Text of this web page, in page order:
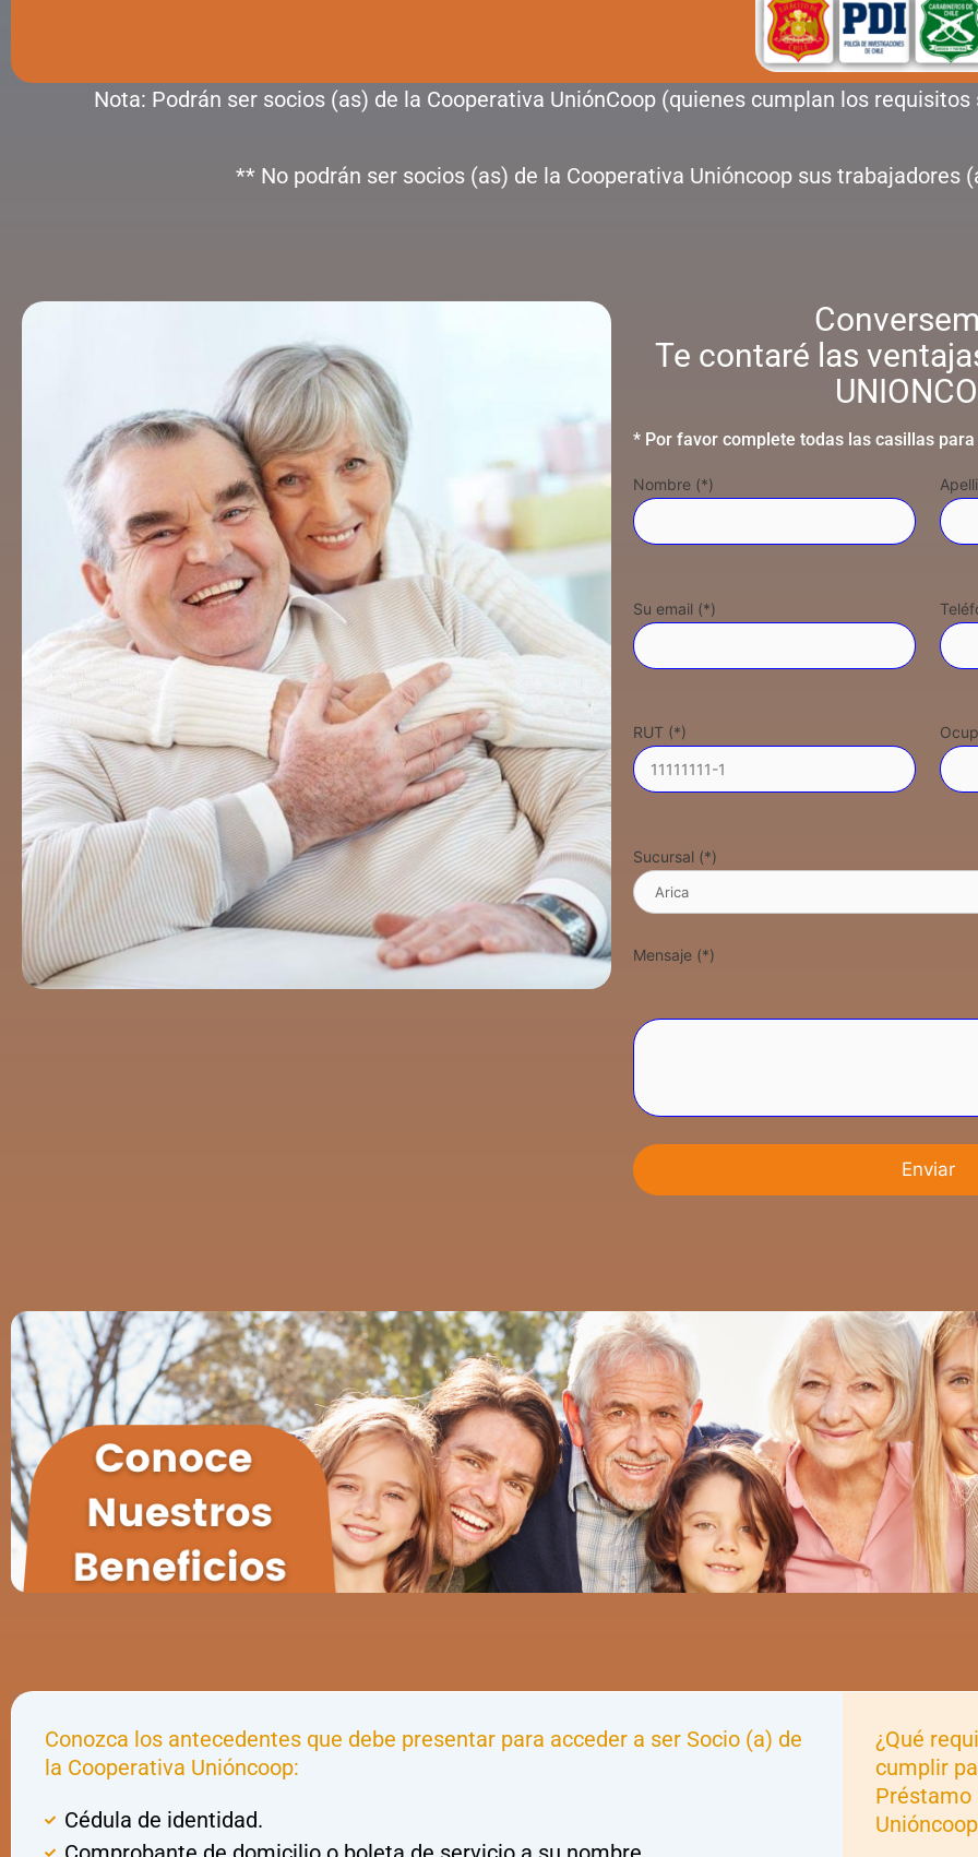
Nota: Podrán ser socios (as) de la Cooperativa UniónCoop (quienes cumplan los
** No podrán ser socios (as) de la Cooperativa Unióncoop sus trabajadores
Te contaré las
* Por favor complete todas las casillas
Nombre (*)
Su email (*)
RUT (*)
Sucursal (*)
Mensaje (*)
Conozca los antecedentes que debe presentar para acceder a ser Socio (a) de
la Cooperativa Unióncoop:
Cédula de identidad.
¿Qué
cumplir
Préstamo